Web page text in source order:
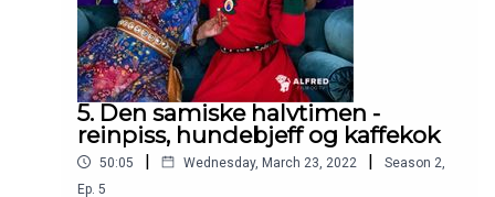
5. Den samiske halvtimen -
reinpiss, hundebjeff og kaffekok
50:05 | Wednesday, March 23, 2022 | Season 2,
Ep. 5